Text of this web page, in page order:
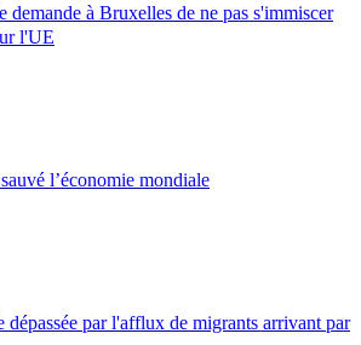
à Bruxelles de ne pas s'immiscer
l'UE
l’économie mondiale
dépassée par l'afflux de migrants arrivant par